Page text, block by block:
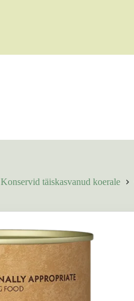
Konservid täiskasvanud koerale